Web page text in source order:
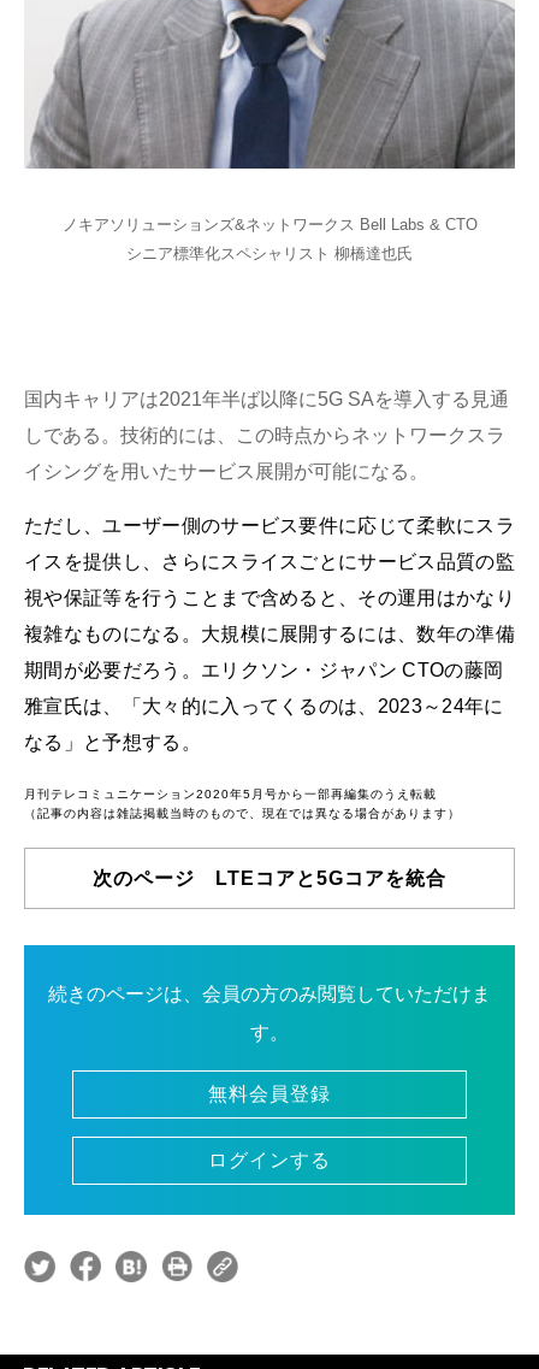
ノキアソリューションズ&ネットワークス Bell Labs & CTO
シニア標準化スペシャリスト 柳橋達也氏
国内キャリアは2021年半ば以降に5G SAを導入する見通
しである。技術的には、この時点からネットワークスラ
イシングを用いたサービス展開が可能になる。
ただし、ユーザー側のサービス要件に応じて柔軟にスラ
イスを提供し、さらにスライスごとにサービス品質の監
視や保証等を行うことまで含めると、その運用はかなり
複雑なものになる。大規模に展開するには、数年の準備
期間が必要だろう。エリクソン・ジャパン CTOの藤岡
雅宣氏は、「大々的に入ってくるのは、2023～24年に
なる」と予想する。
月刊テレコミュニケーション2020年5月号から一部再編集のうえ転載
（記事の内容は雑誌掲載当時のもので、現在では異なる場合があります）
次のページ LTEコアと5Gコアを統合
続きのページは、会員の方のみ閲覧していただけま
す。
無料会員登録
ログインする